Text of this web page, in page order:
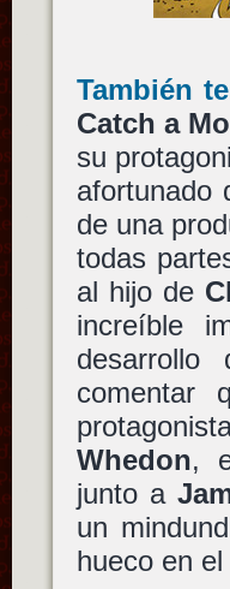
También
Catch a
su
afortunado
de una
todas
al hijo de
increíble
comentar
Whedon,
junto a
un
hueco en